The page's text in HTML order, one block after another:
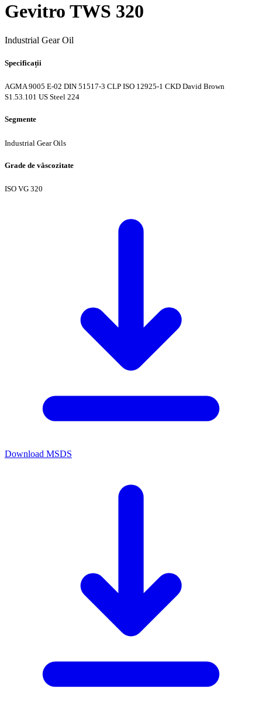
Gevitro TWS 320
Industrial Gear Oil
Specificații
AGMA 9005 E-02 DIN 51517-3 CLP ISO 12925-1 CKD David Brown
S1.53.101 US Steel 224
Segmente
Industrial Gear Oils
Grade de vâscozitate
ISO VG 320
Download MSDS